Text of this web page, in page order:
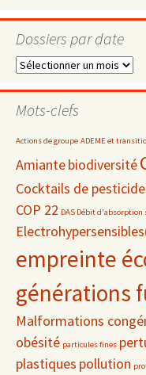
Dossiers par date
Dossiers
date
Mots-clefs
Actions de groupe ADEME et
Amiantebiodiversité
Cocktails de
COP 22 DAS Débit d'absorption
empreinte
générations
Malformations
obésité particules fines
plastiques pollution